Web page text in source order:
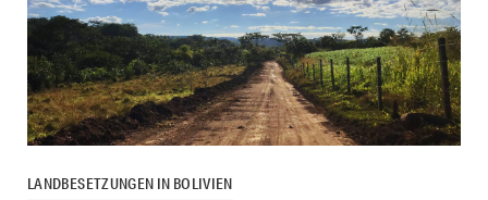
LANDBESETZUNGEN IN BOLIVIEN